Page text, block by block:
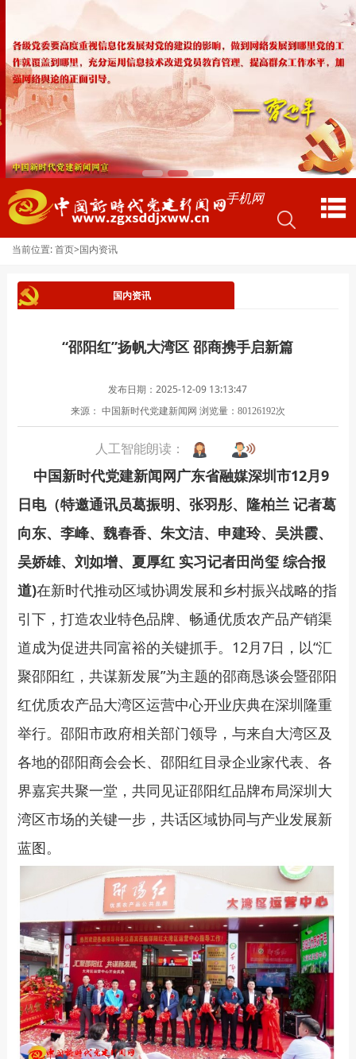
手机网
当前位置: 首页> 国内资讯
国内资讯
“邵阳红”扬帆大湾区 邵商携手启新篇
发布日期：2025-12-09 13:13:47
来源： 中国新时代党建新闻网 浏览量： 80126192次
人工智能朗读：
中国新时代党建新闻网广东省融媒深圳市12月9
日电（特邀通讯员葛振明、张羽彤、隆柏兰 记者葛
向东、李峰、魏春香、朱文洁、申建玲、吴洪霞、
吴娇雄、刘如增、夏厚红 实习记者田尚玺 综合报
道)在新时代推动区域协调发展和乡村振兴战略的指
引下，打造农业特色品牌、畅通优质农产品产销渠
道成为促进共同富裕的关键抓手。12月7日，以“汇
聚邵阳红，共谋新发展”为主题的邵商恳谈会暨邵阳
红优质农产品大湾区运营中心开业庆典在深圳隆重
举行。邵阳市政府相关部门领导，与来自大湾区及
各地的邵阳商会会长、邵阳红目录企业家代表、各
界嘉宾共聚一堂，共同见证邵阳红品牌布局深圳大
湾区市场的关键一步，共话区域协同与产业发展新
蓝图。